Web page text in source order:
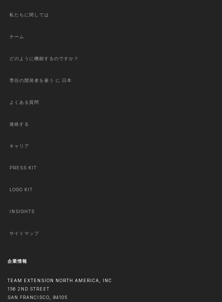
私たちに関しては
チーム
どのように機能するのですか？
専任の開発者を雇う に 日本
よくある質問
連絡する
キャリア
PRESS KIT
LOGO KIT
INSIGHTS
サイトマップ
企業情報
TEAM EXTENSION NORTH AMERICA, INC
156 2ND STREET
SAN FRANCISCO, 94105